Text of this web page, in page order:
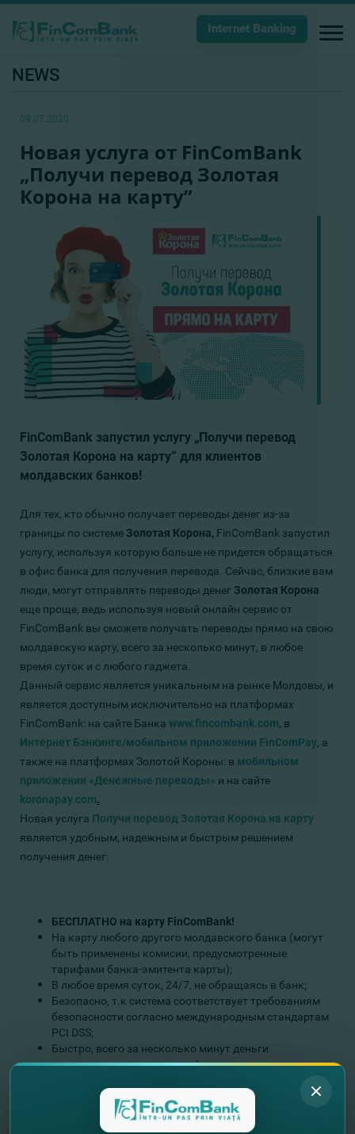
Internet Banking
NEWS
09.07.2020
Новая услуга от FinComBank
„Получи перевод Золотая
Корона на карту”
FinComBank запустил услугу „Получи перевод
Золотая Корона на карту” для клиентов
молдавских банков!
Для тех, кто обычно получает переводы денег из-за
границы по системе Золотая Корона, FinComBank запустил
услугу, используя которую больше не придется обращаться
в офис банка для получения перевода. Сейчас, близкие вам
люди, могут отправлять переводы денег Золотая Корона
еще проще, ведь используя новый онлайн сервис от
FinComBank вы сможете получать переводы прямо на свою
молдавскую карту, всего за несколько минут, в любое
время суток и с любого гаджета.
Данный сервис является уникальным на рынке Молдовы, и
является доступным исключительно на платформах
FinComBank: на сайте Банка www.fincombank.com , в
Интернет Бэнкинге/мобильном приложении FinComPay , а
также на платформах Золотой Короны: в мобильном
приложении «Денежные переводы» и на сайте
koronapay.com.
Новая услуга Получи перевод Золотая Корона на карту
является удобным, надежным и быстрым решением
получения денег:
БЕСПЛАТНО на карту FinComBank!
На карту любого другого молдавского банка (могут
быть применены комисии, предусмотренные
тарифами банка-эмитента карты);
В любое время суток, 24/7, не обращаясь в банк;
Безопасно, т.к система соответствует требованиям
безопасности согласно международным стандартам
PCI DSS;
Быстро, всего за несколько минут деньги
зачисляются на вашу карту!
Переводы денегЗолотая Коронамогут быть получены на
Visa илиMastercard
, эмитированную одним
из молдавских банков.
У вас еще нет карты
FinComBank? Откройте карту Visa